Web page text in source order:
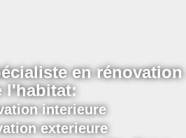
en rénovation
l'habitat:
interieure
exterieure